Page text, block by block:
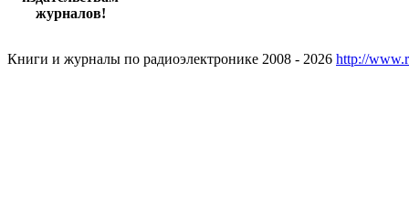
журналов!
Книги и журналы по радиоэлектронике 2008 - 2026 http://